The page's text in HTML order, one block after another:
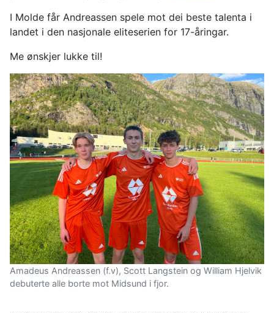
I Molde får Andreassen spele mot dei beste talenta i
landet i den nasjonale eliteserien for 17-åringar.
Me ønskjer lukke til!
Amadeus Andreassen (f.v), Scott Langstein og William Hjelvik
debuterte alle borte mot Midsund i fjor.